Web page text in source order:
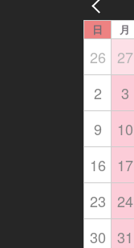
日 月
26 27
2
3
9
10
16
17
23 24
30 31